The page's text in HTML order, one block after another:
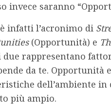
invece saranno
è infatti l’acronimo di
(Opportunità) e
rappresentano
da te. Opportunità
dell’ambiente
più ampio.